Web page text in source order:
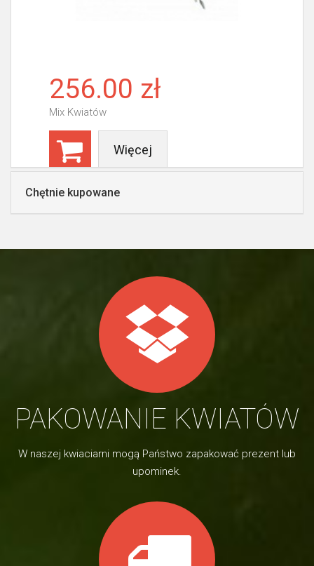
256.00 zł
Mix Kwiatów
Więcej
Chętnie kupowane
PAKOWANIE KWIATÓW
W naszej kwiaciarni mogą Państwo zapakować prezent lub
upominek.